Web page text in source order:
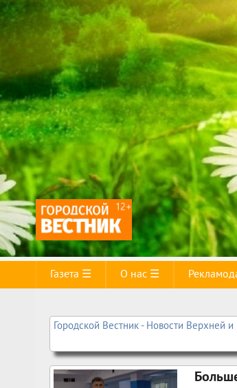
Газета ☰ О нас ☰
Городской Вестник - Новости Верхней